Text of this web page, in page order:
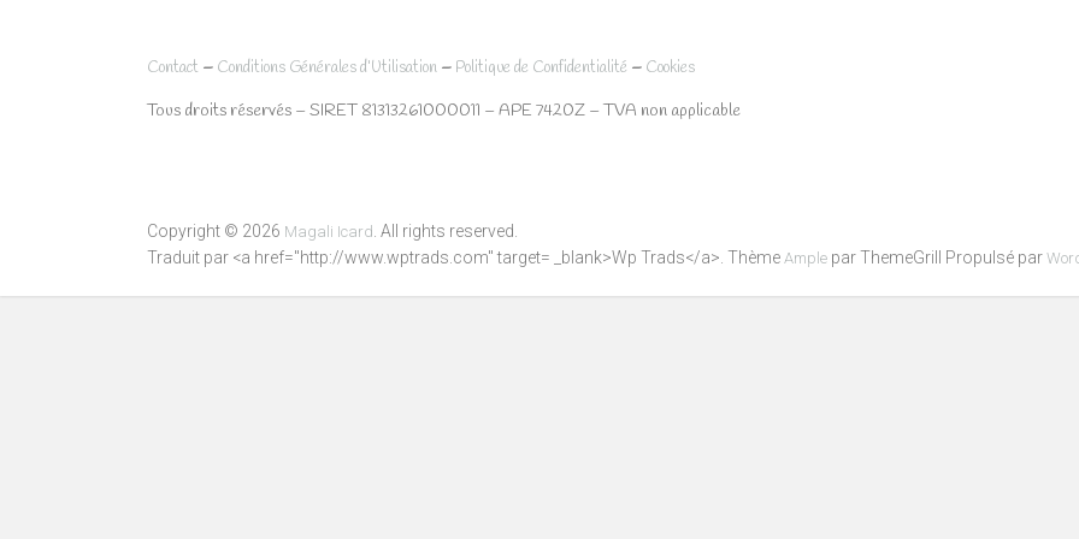
Contact – Conditions Générales d’Utilisation – Politique de Confidentialité – Cookies
Tous droits réservés – SIRET 81313261000011 – APE 7420Z – TVA non applicable
Copyright © 2026 Magali Icard . All rights reserved.
Traduit par <a href="http://www.wptrads.com" target= _blank>Wp Trads</a>. Thème Ample par ThemeGrill Propulsé par